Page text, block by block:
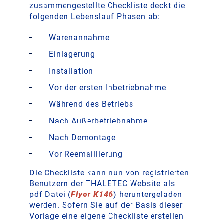
zusammengestellte Checkliste deckt die
folgenden Lebenslauf Phasen ab:
Warenannahme
Einlagerung
Installation
Vor der ersten Inbetriebnahme
Während des Betriebs
Nach Außerbetriebnahme
Nach Demontage
Vor Reemaillierung
Die Checkliste kann nun von registrierten
Benutzern der THALETEC Website als
pdf Datei (Flyer K146) heruntergeladen
werden. Sofern Sie auf der Basis dieser
Vorlage eine eigene Checkliste erstellen